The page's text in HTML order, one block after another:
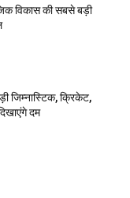
विकास की सबसे बड़ी
जिम्नास्टिक, क्रिकेट,
दम